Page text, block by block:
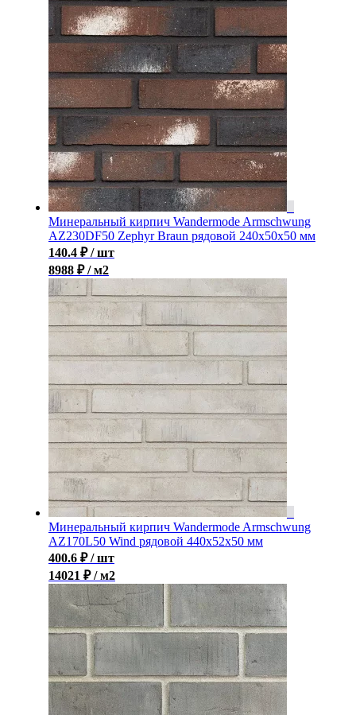
Минеральный кирпич Wandermode Armschwung
AZ230DF50 Zephyr Braun рядовой 240x50x50 мм
140.4 ₽ / шт
8988 ₽ / м2
Минеральный кирпич Wandermode Armschwung
AZ170L50 Wind рядовой 440x52x50 мм
400.6 ₽ / шт
14021 ₽ / м2